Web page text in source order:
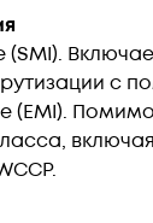
с
(EMI).